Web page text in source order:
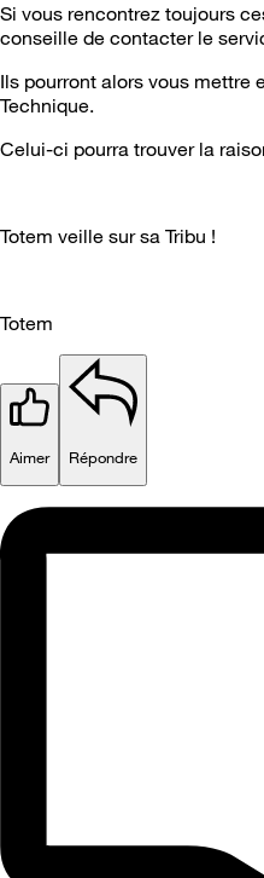
Si vous rencontrez toujours
conseille de contacter le
Ils pourront alors vous mettre
Technique.
Celui-ci pourra trouver la
Totem veille sur sa Tribu !
Totem
Aimer Répondre